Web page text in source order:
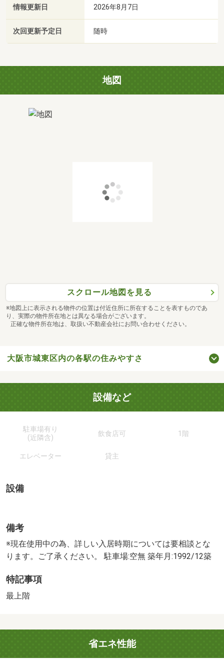
情報更新日 2026年8月7日
次回更新予定日 随時
地図
スクロール地図を見る
※地図上に表示される物件の位置は付近住所に所在することを表すものであ
り、実際の物件所在地とは異なる場合がございます。
正確な物件所在地は、取扱い不動産会社にお問い合わせください。
大阪市城東区内の各駅の住みやすさ
設備など
駐車場有り
(近隣含)
飲食店可 1階
エレベーター 貸主
設備
備考
※現在使用中の為、詳しい入居時期については要相談とな
ります。ご了承ください。 駐車場:空無 築年月:1992/12築
特記事項
最上階
省エネ性能